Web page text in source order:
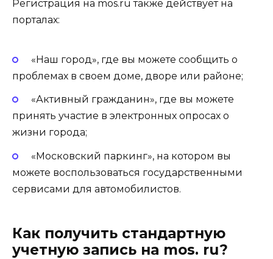
Регистрация на mos.ru также действует на
порталах:
«Наш город», где вы можете сообщить о
проблемах в своем доме, дворе или районе;
«Активный гражданин», где вы можете
принять участие в электронных опросах о
жизни города;
«Московский паркинг», на котором вы
можете воспользоваться государственными
сервисами для автомобилистов.
Как получить стандартную
учетную запись на mos. ru?